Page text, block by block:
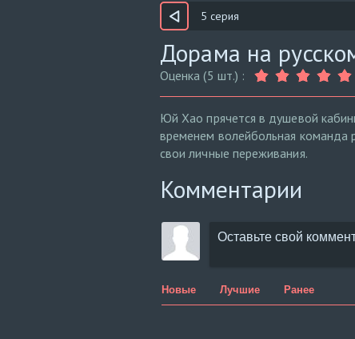
5 серия
Дорама на
Оценка (5 шт.) :
Юй Хао прячется в душевой
временем волейбольная команда
свои личные переживания.
Комментарии
Новые Лучшие Ранее